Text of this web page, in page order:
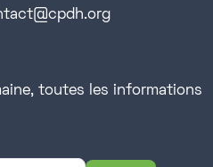
toutes les informations